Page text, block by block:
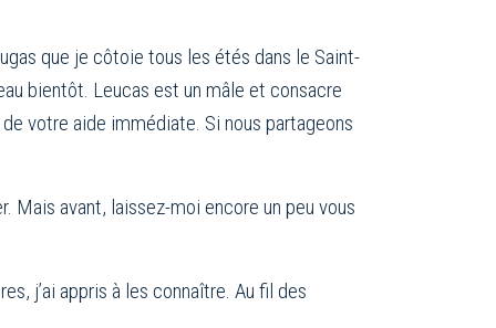
que je côtoie tous les étés dans le Saint-
bientôt. Leucas est un mâle et consacre
votre aide immédiate. Si nous partageons
Mais avant, laissez-moi encore un peu vous
j’ai appris à les connaître. Au fil des